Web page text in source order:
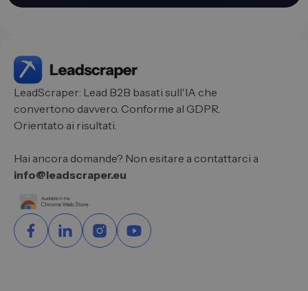
LeadScraper: Lead B2B basati sull'IA che
convertono davvero. Conforme al GDPR.
Orientato ai risultati.
Hai ancora domande? Non esitare a contattarci a
info@leadscraper.eu